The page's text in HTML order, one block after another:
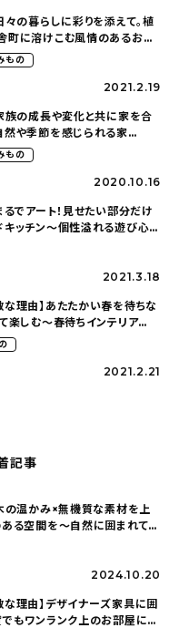
々の暮らしに彩りを添えて。植
町に溶けこむ風情のあるおう
もの
2021.2.19
族の成長や変化と共に家を合
然や季節を感じられる家
もの
2020.10.16
るでアート！見せたい部分だけ
キッチン〜個性溢れる遊び心の
ん）
2021.3.18
な理由】あたたかい春を待ちな
楽しむ〜春待ちインテリア
2021.2.21
記事
木の温かみ×無機質な素材を上
る空間を〜自然に囲まれて暮
2024.10.20
な理由】デザイナーズ家具に囲
もワンランク上のお部屋に〜